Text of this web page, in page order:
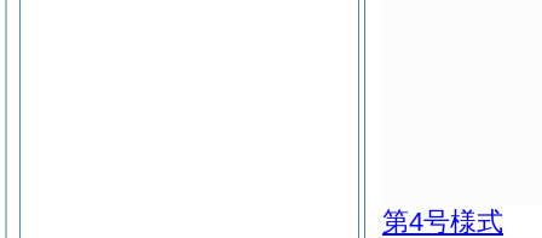
第4号様式